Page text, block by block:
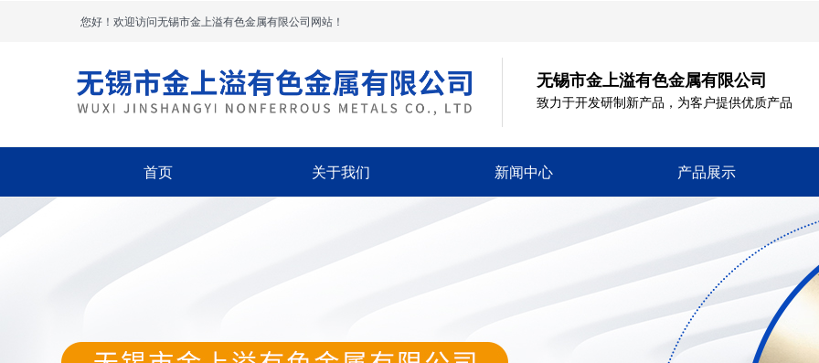
您好！欢迎访问无锡市金上溢有色金属有限公司网站！
无锡市金上溢有色金属有限公司
致力于开发研制新产品，为客户提供优质产品
首页 关于我们 新闻中心 产品展示